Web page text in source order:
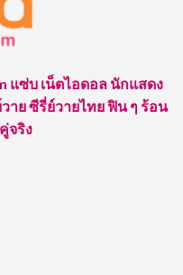
แซ่บ เน็ตไอดอล นักแสดง
าย ซีรี่ย์วายไทย ฟิน ๆ ร้อน
จริง